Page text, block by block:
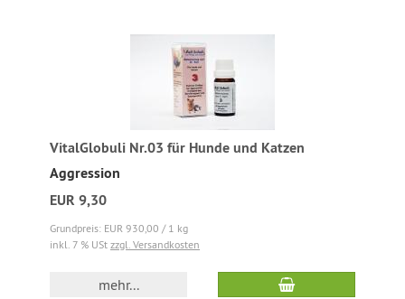
VitalGlobuli Nr.03 für Hunde und Katzen
Aggression
EUR 9,30
Grundpreis: EUR 930,00 / 1 kg
inkl. 7 % USt zzgl. Versandkosten
mehr...